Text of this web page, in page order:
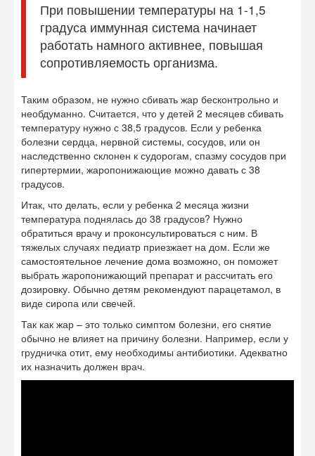
При повышении температуры на 1-1,5
градуса иммунная система начинает
работать намного активнее, повышая
сопротивляемость организма.
Таким образом, не нужно сбивать жар бесконтрольно и
необдуманно. Считается, что у детей 2 месяцев сбивать
температуру нужно с 38,5 градусов. Если у ребенка
болезни сердца, нервной системы, сосудов, или он
наследственно склонен к судорогам, спазму сосудов при
гипертермии, жаропонижающие можно давать с 38
градусов.
Итак, что делать, если у ребенка 2 месяца жизни
температура поднялась до 38 градусов? Нужно
обратиться врачу и проконсультироваться с ним. В
тяжелых случаях педиатр приезжает на дом. Если же
самостоятельное лечение дома возможно, он поможет
выбрать жаропонижающий препарат и рассчитать его
дозировку. Обычно детям рекомендуют парацетамол, в
виде сиропа или свечей.
Так как жар – это только симптом болезни, его снятие
обычно не влияет на причину болезни. Например, если у
грудничка отит, ему необходимы антибиотики. Адекватно
их назначить должен врач.